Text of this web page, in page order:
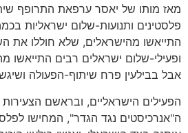
מאז מותו של יאסר ערפאת התרופף
פלסטינים ותנועות-שלום ישראליות
התייאשו מהישראלים, שלא חוללו את
ופעילי-שלום ישראלים רבים התייאשו
אבל בבילעין פרח שיתוף-הפעולה
הפעילים הישראליים, ובראשם
ה"אנרכיסטים נגד הגדר", המחישו